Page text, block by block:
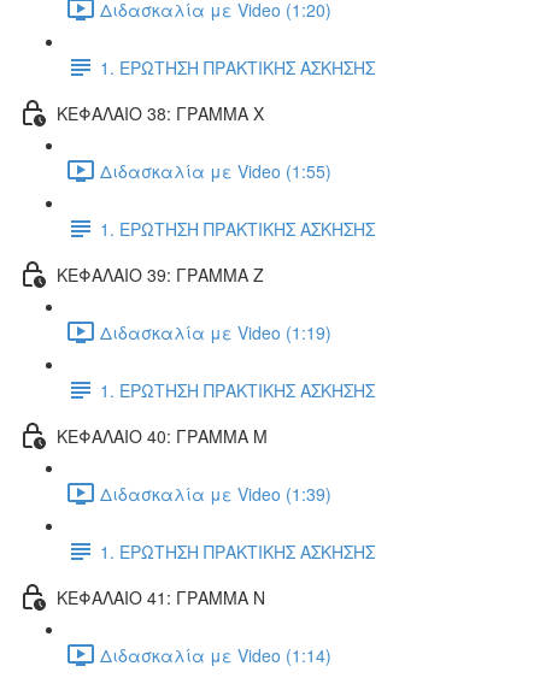
Διδασκαλία με Video (1:20)
1. ΕΡΩΤΗΣΗ ΠΡΑΚΤΙΚΗΣ ΑΣΚΗΣΗΣ
ΚΕΦΑΛΑΙΟ 38: ΓΡΑΜΜΑ Χ
Διδασκαλία με Video (1:55)
1. ΕΡΩΤΗΣΗ ΠΡΑΚΤΙΚΗΣ ΑΣΚΗΣΗΣ
ΚΕΦΑΛΑΙΟ 39: ΓΡΑΜΜΑ Ζ
Διδασκαλία με Video (1:19)
1. ΕΡΩΤΗΣΗ ΠΡΑΚΤΙΚΗΣ ΑΣΚΗΣΗΣ
ΚΕΦΑΛΑΙΟ 40: ΓΡΑΜΜΑ Μ
Διδασκαλία με Video (1:39)
1. ΕΡΩΤΗΣΗ ΠΡΑΚΤΙΚΗΣ ΑΣΚΗΣΗΣ
ΚΕΦΑΛΑΙΟ 41: ΓΡΑΜΜΑ Ν
Διδασκαλία με Video (1:14)